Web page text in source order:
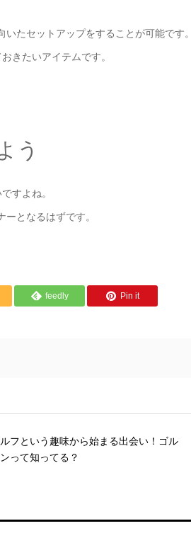
たセットアップをすることが可能です。
きたいアイテムです。
う
すよね。
となるはずです。
feedly Pin it
フという趣味から始まる出会い！ゴル
って知ってる？